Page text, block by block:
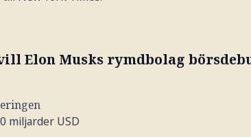
Elon Musks rymdbolag
miljarder USD